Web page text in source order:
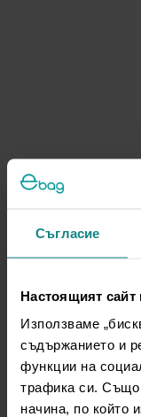
Съгласие
Настоящият сайт
Използваме
съдържанието и
функции на
трафика си. Също
начина, по който